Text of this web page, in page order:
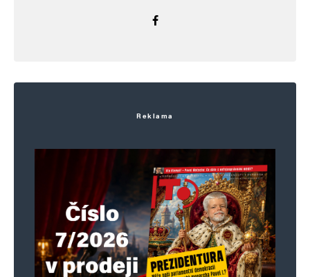
Reklama